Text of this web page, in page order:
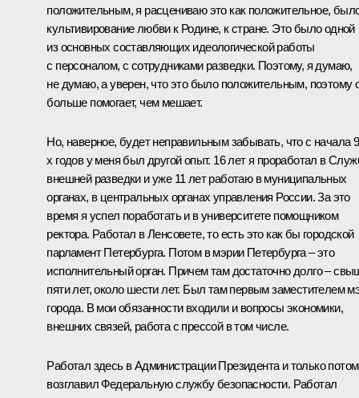
положительным, я расцениваю это как положительное,
культивирование любви к Родине, к стране. Это было одной
из основных составляющих идеологической работы
с персоналом, с сотрудниками разведки. Поэтому, я думаю,
не думаю, а уверен, что это было положительным, поэтому
больше помогает, чем мешает.
Но, наверное, будет неправильным забывать, что с начала
х годов у меня был другой опыт. 16 лет я проработал в
внешней разведки и уже 11 лет работаю в муниципальных
органах, в центральных органах управления России. За это
время я успел поработать и в университете помощником
ректора. Работал в Ленсовете, то есть это как бы городской
парламент Петербурга. Потом в мэрии Петербурга – это
исполнительный орган. Причем там достаточно долго –
пяти лет, около шести лет. Был там первым заместителем
города. В мои обязанности входили и вопросы экономики,
внешних связей, работа с прессой в том числе.
Работал здесь в Администрации Президента и только потом
возглавил Федеральную службу безопасности. Работал